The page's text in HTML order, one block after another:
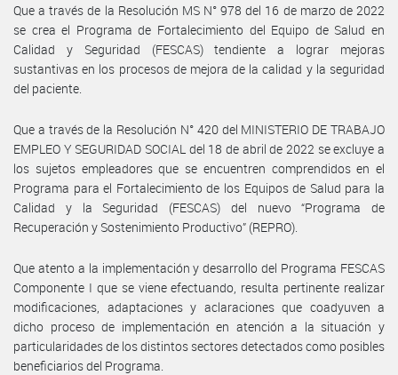
Que a través de la Resolución MS N° 978 del 16 de marzo de 2022
se crea el Programa de Fortalecimiento del Equipo de Salud en
Calidad y Seguridad (FESCAS) tendiente a lograr mejoras
sustantivas en los procesos de mejora de la calidad y la seguridad
del paciente.
Que a través de la Resolución N° 420 del MINISTERIO DE TRABAJO
EMPLEO Y SEGURIDAD SOCIAL del 18 de abril de 2022 se excluye a
los sujetos empleadores que se encuentren comprendidos en el
Programa para el Fortalecimiento de los Equipos de Salud para la
Calidad y la Seguridad (FESCAS) del nuevo “Programa de
Recuperación y Sostenimiento Productivo” (REPRO).
Que atento a la implementación y desarrollo del Programa FESCAS
Componente I que se viene efectuando, resulta pertinente realizar
modificaciones, adaptaciones y aclaraciones que coadyuven a
dicho proceso de implementación en atención a la situación y
particularidades de los distintos sectores detectados como posibles
beneficiarios del Programa.